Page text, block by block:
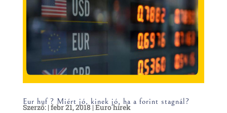
Eur huf ? Miért jó, kinek jó, ha a forint stagnál?
Szerző:| febr 21, 2018|Euro hírek